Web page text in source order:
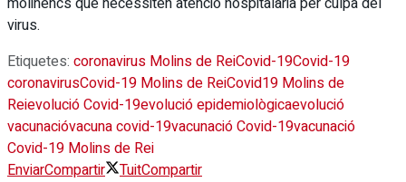
virus.
Etiquetes: coronavirus Molins de ReiCovid-19Covid-19
coronavirusCovid-19 Molins de ReiCovid19 Molins de
Reievolució Covid-19evolució epidemiològicaevolució
vacunacióvacuna covid-19vacunació Covid-19vacunació
Covid-19 Molins de Rei
EnviarCompartir TuitCompartir